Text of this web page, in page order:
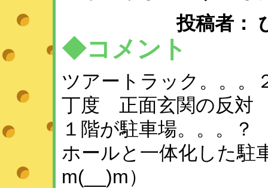
投稿者：
◆コメント
ツアートラック。。。
丁度 正面玄関の反対
１階が駐車場。。。？
ホールと一体化した駐
m(__)m）